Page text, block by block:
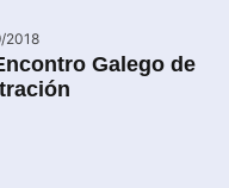
2018
Galego de